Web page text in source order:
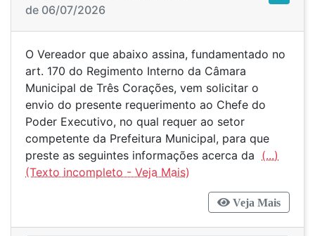
de 06/07/2026
O Vereador que abaixo assina, fundamentado no
art. 170 do Regimento Interno da Câmara
Municipal de Três Corações, vem solicitar o
envio do presente requerimento ao Chefe do
Poder Executivo, no qual requer ao setor
competente da Prefeitura Municipal, para que
preste as seguintes informações acerca da (...)
Veja Mais